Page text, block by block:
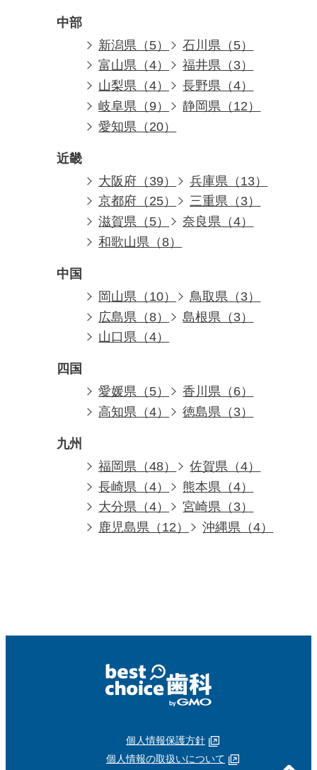
中部
新潟県（5）
石川県（5）
富山県（4）
福井県（3）
山梨県（4）
長野県（4）
岐阜県（9）
静岡県（12）
愛知県（20）
近畿
大阪府（39）
兵庫県（13）
京都府（25）
三重県（3）
滋賀県（5）
奈良県（4）
和歌山県（8）
中国
岡山県（10）
鳥取県（3）
広島県（8）
島根県（3）
山口県（4）
四国
愛媛県（5）
香川県（6）
高知県（4）
徳島県（3）
九州
福岡県（48）
佐賀県（4）
長崎県（4）
熊本県（4）
大分県（4）
宮崎県（3）
鹿児島県（12）
沖縄県（4）
個人情報保護方針
個人情報の取扱いについて